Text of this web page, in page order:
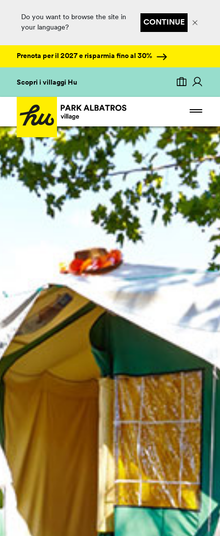
Do you want to browse the site in
your language?
CONTINUE
Prenota per il 2027 e risparmia fino al 30%
Scopri i villaggi Hu